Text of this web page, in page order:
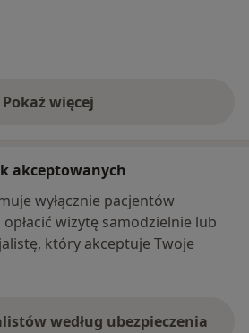
Pokaż więcej
o adresie
akceptowanych
wyłącznie pacjentów
wizytę samodzielnie lub
który akceptuje Twoje
według ubezpieczenia